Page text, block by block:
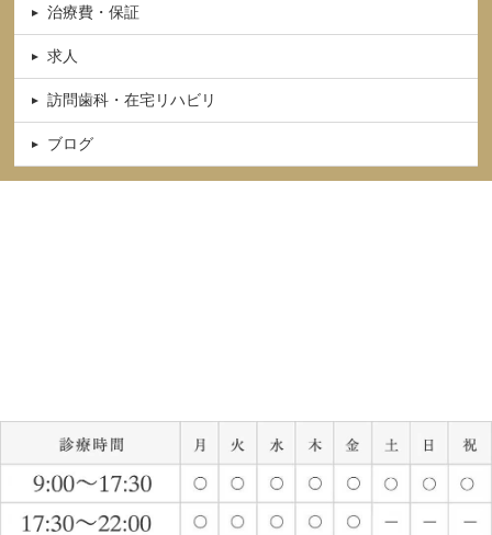
治療費・保証
求人
訪問歯科・在宅リハビリ
ブログ